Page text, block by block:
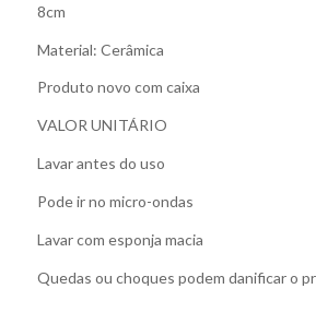
8cm
Material: Cerâmica
Produto novo com caixa
VALOR UNITÁRIO
Lavar antes do uso
Pode ir no micro-ondas
Lavar com esponja macia
Quedas ou choques podem danificar o